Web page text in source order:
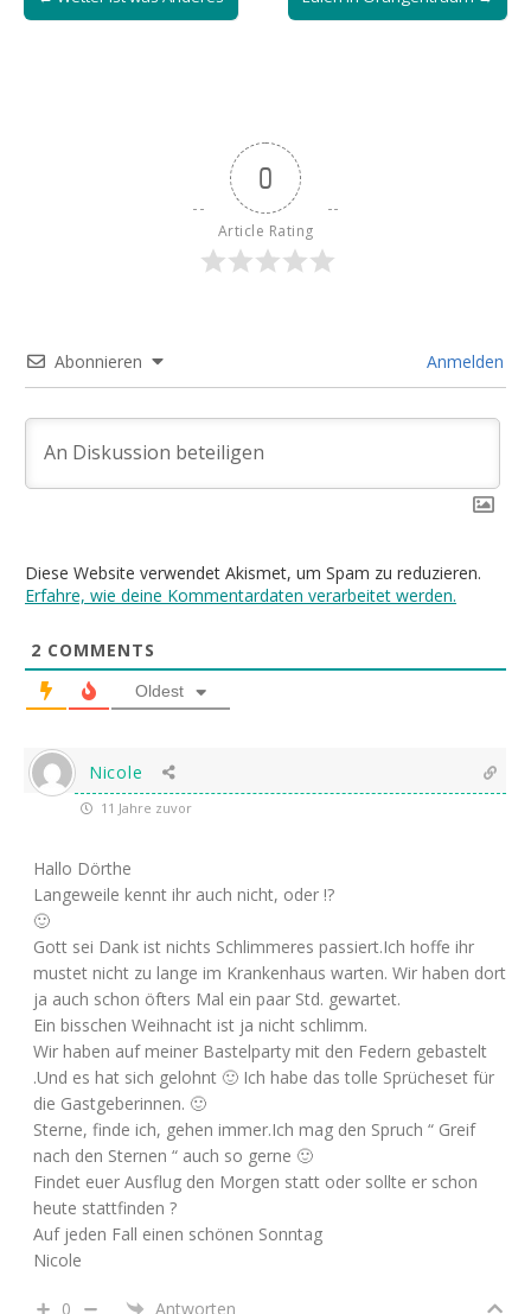
navigation
0
Article Rating
Abonnieren Anmelden
Diese Website verwendet Akismet, um Spam zu reduzieren.
Erfahre, wie deine Kommentardaten verarbeitet werden.
2 COMMENTS
Oldest
Nicole
11 Jahre zuvor
Hallo Dörthe
Langeweile kennt ihr auch nicht, oder !?
🙂
Gott sei Dank ist nichts Schlimmeres passiert.Ich hoffe ihr
mustet nicht zu lange im Krankenhaus warten. Wir haben dort
ja auch schon öfters Mal ein paar Std. gewartet.
Ein bisschen Weihnacht ist ja nicht schlimm.
Wir haben auf meiner Bastelparty mit den Federn gebastelt
.Und es hat sich gelohnt 🙂 Ich habe das tolle Sprücheset für
die Gastgeberinnen. 🙂
Sterne, finde ich, gehen immer.Ich mag den Spruch “ Greif
nach den Sternen “ auch so gerne 🙂
Findet euer Ausflug den Morgen statt oder sollte er schon
heute stattfinden ?
Auf jeden Fall einen schönen Sonntag
Nicole
0 Antworten